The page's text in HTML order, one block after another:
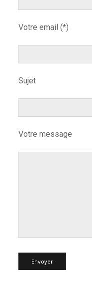
Votre email (*)
Sujet
Votre message